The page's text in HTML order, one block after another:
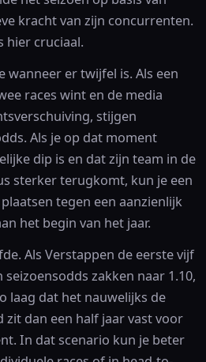
kracht van zijn concurrenten.
hier cruciaal.
wanneer er twijfel is. Als een
races wint en de media
stijgen
Als je op dat moment
dip is en dat zijn team in de
sterker terugkomt, kun je een
tegen een aanzienlijk
het begin van het jaar.
Als Verstappen de eerste vijf
zakken naar 1.10,
laag dat het nauwelijks de
zit dan een half jaar vast voor
In dat scenario kun je beter